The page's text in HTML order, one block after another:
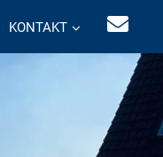
KONTAKT